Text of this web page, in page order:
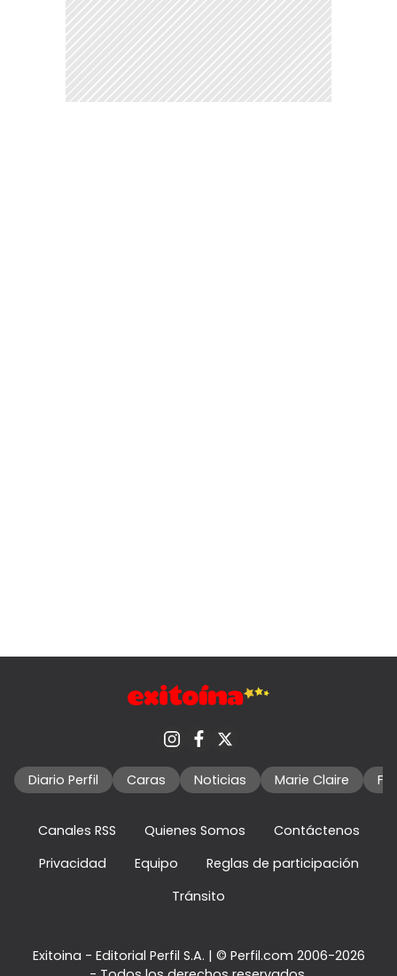
Diario Perfil Caras Noticias Marie Claire
Canales RSS Quienes Somos
Contáctenos
Privacidad
Equipo
Reglas de participación
Tránsito
Exitoina - Editorial Perfil S.A. | © Perfil.com 2006-2026